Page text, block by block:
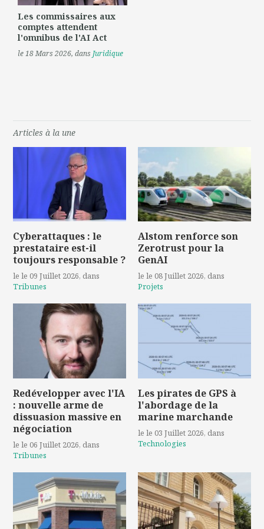
Les commissaires aux
comptes attendent
l'omnibus de l'AI Act
le 18 Mars 2026, dans Juridique
Articles à la une
Cyberattaques : le
prestataire est-il
toujours responsable ?
le le 09 Juillet 2026, dans
Tribunes
Alstom renforce son
Zerotrust pour la
GenAI
le le 08 Juillet 2026, dans
Projets
Redévelopper avec l'IA
: nouvelle arme de
dissuasion massive en
négociation
le le 06 Juillet 2026, dans
Tribunes
Les pirates de GPS à
l'abordage de la
marine marchande
le le 03 Juillet 2026, dans
Technologies